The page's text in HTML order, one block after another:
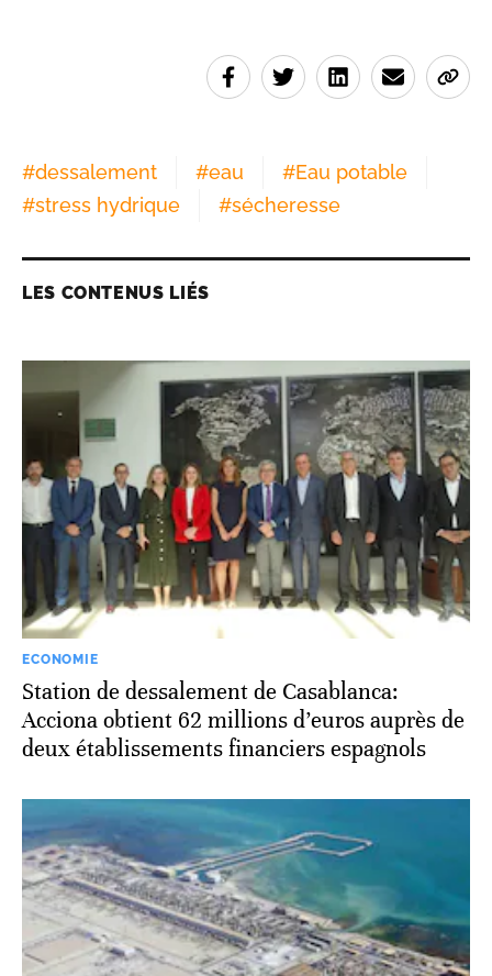
#dessalement #eau #Eau potable
#stress hydrique #sécheresse
LES CONTENUS LIÉS
ECONOMIE
Station de dessalement de Casablanca:
Acciona obtient 62 millions d’euros auprès de
deux établissements financiers espagnols